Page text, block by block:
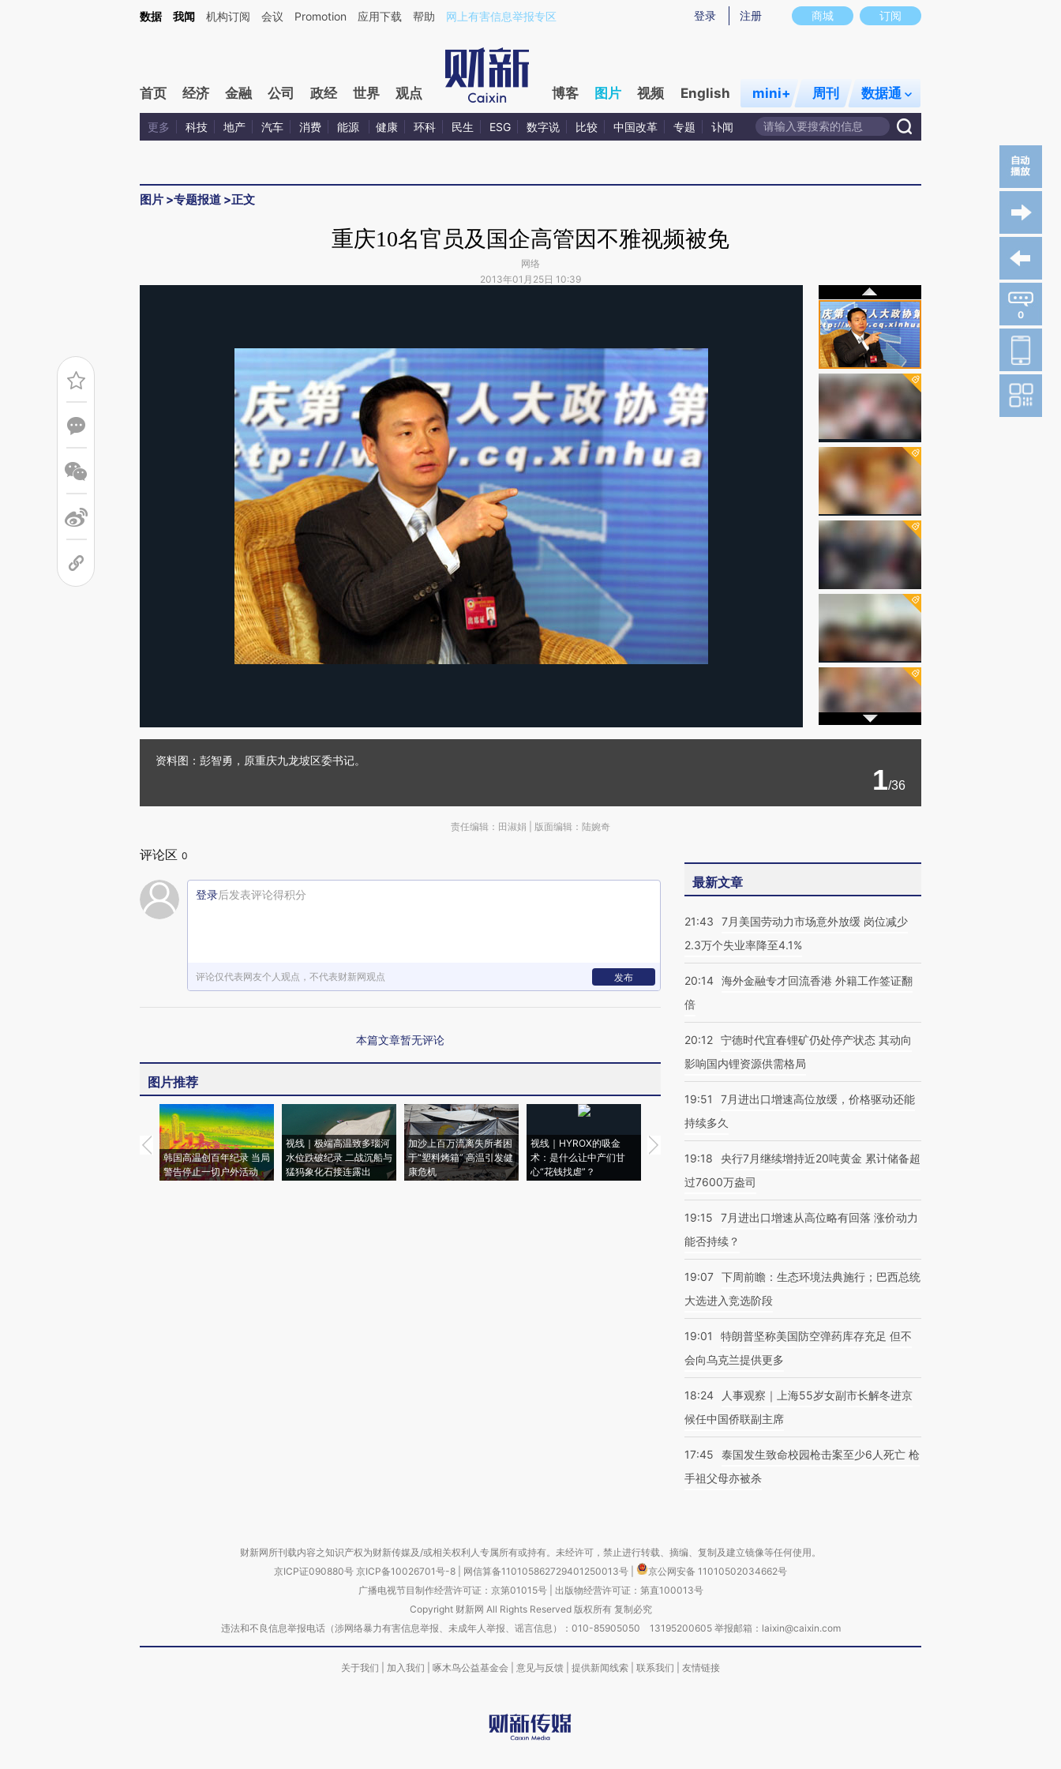
商城 订阅
登录 注册
数据 我闻 机构订阅 会议 Promotion 应用下载 帮助 网上有害信息举报专区
首页 经济 金融 公司 政经 世界 观点 博客 图片 视频 English mini+ 周刊 数据通
更多 科技 地产 汽车 消费 能源 健康 环科 民生 ESG 数字说 比较 中国改革 专题 讣闻
图片 >专题报道 >正文
重庆10名官员及国企高管因不雅视频被免
网络
2013年01月25日 10:39
0
资料图：彭智勇，原重庆九龙坡区委书记。
1/36
责任编辑：田淑娟 | 版面编辑：陆婉奇
评论区 0
登录后发表评论得积分
评论仅代表网友个人观点，不代表财新网观点 发布
本篇文章暂无评论
图片推荐
韩国高温创百年纪录 当局
警告停止一切户外活动
视线｜极端高温致多瑙河
水位跌破纪录 二战沉船与
猛犸象化石接连露出
加沙上百万流离失所者困
于“塑料烤箱” 高温引发健
康危机
视线｜HYROX的吸金
术：是什么让中产们甘
心“花钱找虐”？
马航飞行员跨国走私7万
粒摇头丸 尿检体内含3种
视线｜被称为“蟑螂”的印
度Z世代 用街头抗争将教
视线｜“入侵”还是“人道危
机”？难民潮撕裂西班牙
最新文章
21:43
7月美国劳动力市场意外放缓 岗位减少
2.3万个失业率降至4.1%
20:14 海外金融专才回流香港 外籍工作签证翻
倍
20:12 宁德时代宜春锂矿仍处停产状态 其动向
影响国内锂资源供需格局
19:51
7月进出口增速高位放缓，价格驱动还能
持续多久
19:18
央行7月继续增持近20吨黄金 累计储备超
过7600万盎司
19:15
7月进出口增速从高位略有回落 涨价动力
能否持续？
19:07 下周前瞻：生态环境法典施行；巴西总统
大选进入竞选阶段
19:01
特朗普坚称美国防空弹药库存充足 但不
会向乌克兰提供更多
18:24
人事观察｜上海55岁女副市长解冬进京
候任中国侨联副主席
17:45
泰国发生致命校园枪击案至少6人死亡 枪
手祖父母亦被杀
财新网所刊载内容之知识产权为财新传媒及/或相关权利人专属所有或持有。未经许可，禁止进行转载、摘编、复制及建立镜像等任何使用。
京ICP证090880号 京ICP备10026701号-8 网信算备110105862729401250013号
京公网安备 11010502034662号
广播电视节目制作经营许可证：京第01015号| 出版物经营许可证：第直100013号
Copyright 财新网 All Rights Reserved 版权所有 复制必究
违法和不良信息举报电话（涉网络暴力有害信息举报、未成年人举报、谣言信息）：010-85905050 13195200605 举报邮箱：laixin@caixin.com
关于我们 加入我们 啄木鸟公益基金会 意见与反馈 提供新闻线索 联系我们 友情链接